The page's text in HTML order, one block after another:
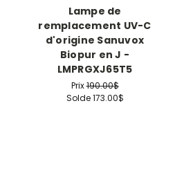
Lampe de
remplacement UV-C
d'origine Sanuvox
Biopur en J -
LMPRGXJ65T5
Prix190.00$
Solde173.00$